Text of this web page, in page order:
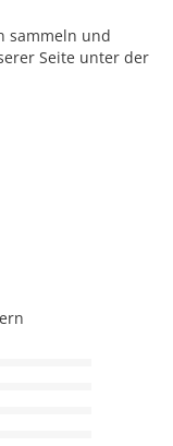
sammeln und
Seite unter der